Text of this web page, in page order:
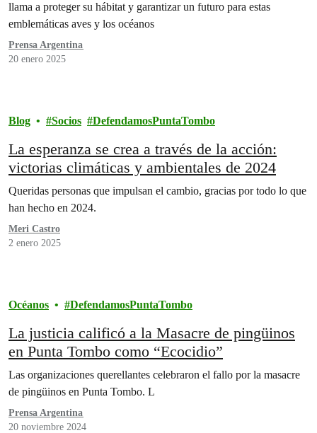
llama a proteger su hábitat y garantizar un futuro para estas
emblemáticas aves y los océanos
Prensa Argentina
20 enero 2025
Blog Socios DefendamosPuntaTombo
La esperanza se crea a través de la acción:
victorias climáticas y ambientales de 2024
Queridas personas que impulsan el cambio, gracias por todo lo que
han hecho en 2024.
Meri Castro
2 enero 2025
Océanos DefendamosPuntaTombo
La justicia calificó a la Masacre de pingüinos
en Punta Tombo como “Ecocidio”
Las organizaciones querellantes celebraron el fallo por la masacre
de pingüinos en Punta Tombo. L
Prensa Argentina
20 noviembre 2024